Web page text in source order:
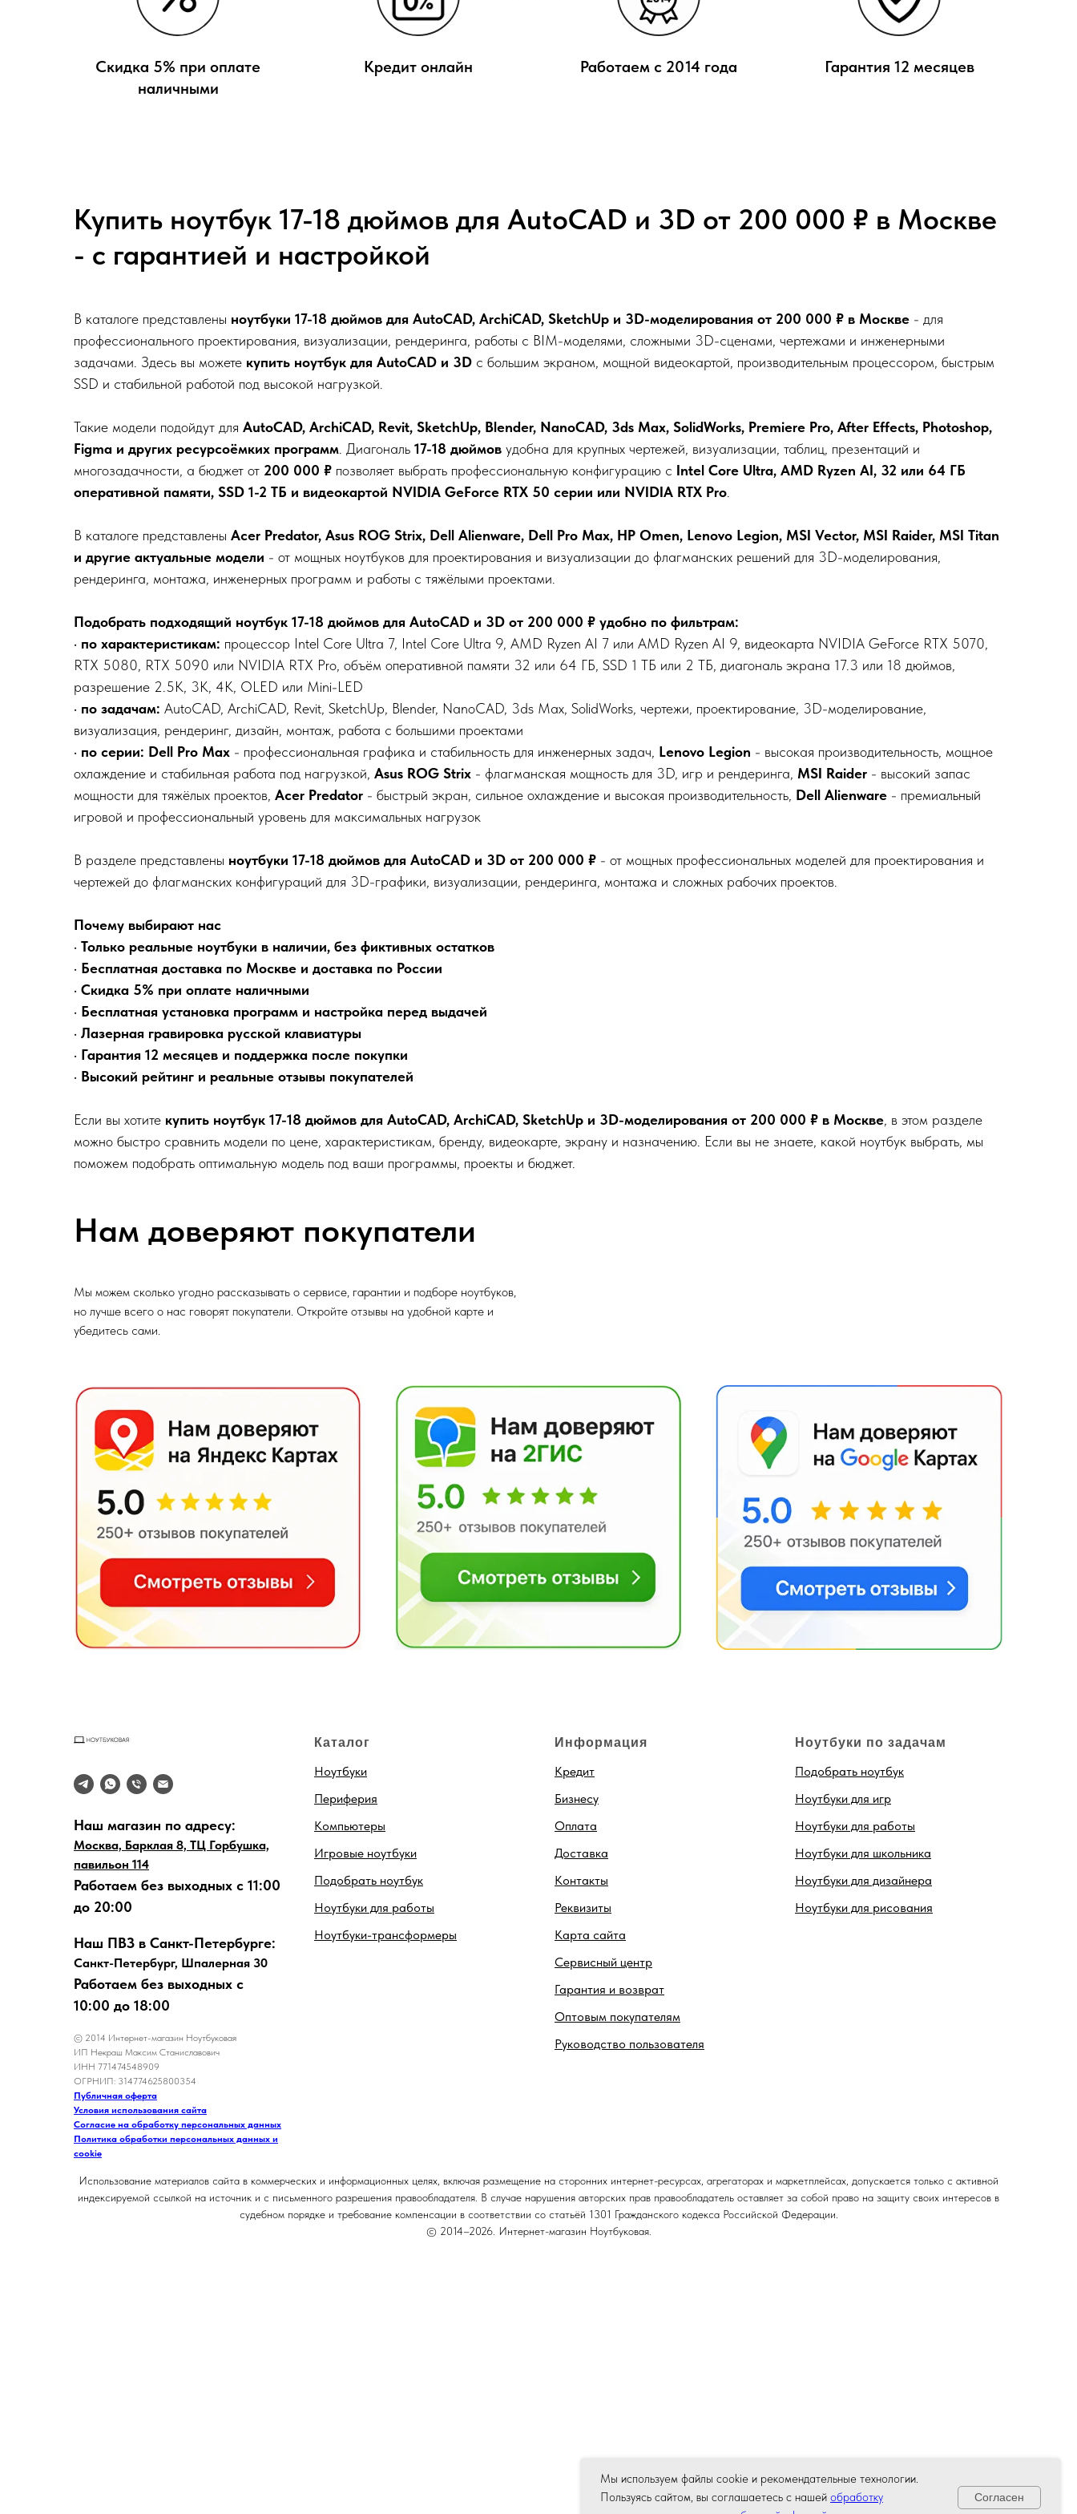
Скидка 5% при оплате
наличными
Кредит онлайн Работаем с 2014 года Гарантия 12 месяцев
Купить ноутбук 17-18 дюймов для AutoCAD и 3D от 200 000 ₽ в Москве
- с гарантией и настройкой
В каталоге представлены ноутбуки 17-18 дюймов для AutoCAD, ArchiCAD, SketchUp и 3D-моделирования от 200 000 ₽ в Москве - для
профессионального проектирования, визуализации, рендеринга, работы с BIM-моделями, сложными 3D-сценами, чертежами и инженерными
задачами. Здесь вы можете купить ноутбук для AutoCAD и 3D с большим экраном, мощной видеокартой, производительным процессором, быстрым
SSD и стабильной работой под высокой нагрузкой.
Такие модели подойдут для AutoCAD, ArchiCAD, Revit, SketchUp, Blender, NanoCAD, 3ds Max, SolidWorks, Premiere Pro, After Effects, Photoshop,
Figma и других ресурсоёмких программ . Диагональ 17-18 дюймов удобна для крупных чертежей, визуализации, таблиц, презентаций и
многозадачности, а бюджет от 200 000 ₽ позволяет выбрать профессиональную конфигурацию с Intel Core Ultra, AMD Ryzen AI, 32 или 64 ГБ
оперативной памяти, SSD 1-2 ТБ и видеокартой NVIDIA GeForce RTX 50 серии или NVIDIA RTX Pro
В каталоге представлены Acer Predator, Asus ROG Strix, Dell Alienware, Dell Pro Max, HP Omen, Lenovo Legion, MSI Vector, MSI Raider, MSI Titan
и другие актуальные модели - от мощных ноутбуков для проектирования и визуализации до флагманских решений для 3D-моделирования,
рендеринга, монтажа, инженерных программ и работы с тяжёлыми проектами.
Подобрать подходящий ноутбук 17-18 дюймов для AutoCAD и 3D от 200 000 ₽ удобно по фильтрам:
• по характеристикам: процессор Intel Core Ultra 7, Intel Core Ultra 9, AMD Ryzen AI 7 или AMD Ryzen AI 9, видеокарта NVIDIA GeForce RTX 5070,
RTX 5080, RTX 5090 или NVIDIA RTX Pro, объём оперативной памяти 32 или 64 ГБ, SSD 1 ТБ или 2 ТБ, диагональ экрана 17.3 или 18 дюймов,
разрешение 2.5K, 3K, 4K, OLED или Mini-LED
• по задачам: AutoCAD, ArchiCAD, Revit, SketchUp, Blender, NanoCAD, 3ds Max, SolidWorks, чертежи, проектирование, 3D-моделирование,
визуализация, рендеринг, дизайн, монтаж, работа с большими проектами
• по серии: Dell Pro Max - профессиональная графика и стабильность для инженерных задач, Lenovo Legion - высокая производительность, мощное
охлаждение и стабильная работа под нагрузкой, Asus ROG Strix - флагманская мощность для 3D, игр и рендеринга, MSI Raider - высокий запас
мощности для тяжёлых проектов, Acer Predator - быстрый экран, сильное охлаждение и высокая производительность, Dell Alienware - премиальный
игровой и профессиональный уровень для максимальных нагрузок
В разделе представлены ноутбуки 17-18 дюймов для AutoCAD и 3D от 200 000 ₽ - от мощных профессиональных моделей для проектирования и
чертежей до флагманских конфигураций для 3D-графики, визуализации, рендеринга, монтажа и сложных рабочих проектов.
Почему выбирают нас
• Только реальные ноутбуки в наличии, без фиктивных остатков
• Бесплатная доставка по Москве и доставка по России
• Скидка 5% при оплате наличными
• Бесплатная установка программ и настройка перед выдачей
• Лазерная гравировка русской клавиатуры
• Гарантия 12 месяцев и поддержка после покупки
• Высокий рейтинг и реальные отзывы покупателей
Если вы хотите купить ноутбук 17-18 дюймов для AutoCAD, ArchiCAD, SketchUp и 3D-моделирования от 200 000 ₽ в Москве, в этом разделе
можно быстро сравнить модели по цене, характеристикам, бренду, видеокарте, экрану и назначению. Если вы не знаете, какой ноутбук выбрать, мы
поможем подобрать оптимальную модель под ваши программы, проекты и бюджет.
Нам доверяют покупатели
Мы можем сколько угодно рассказывать о сервисе, гарантии и подборе ноутбуков,
но лучше всего о нас говорят покупатели. Откройте отзывы на удобной карте и
убедитесь сами.
Наш магазин по адресу:
Москва, Барклая 8, ТЦ Горбушка,
павильон 114
Работаем без выходных с 11:00
до 20:00
Наш ПВЗ в Санкт-Петербурге:
Санкт-Петербург, Шпалерная 30
Работаем без выходных с
10:00 до 18:00
© 2014 Интернет-магазин Ноутбуковая
ИП Некраш Максим Станиславович
ИНН 771474548909
ОГРНИП: 314774625800354
Публичная оферта
Условия использования сайта
Согласие на обработку персональных данных
Политика обработки персональных данных и
cookie
Каталог
Ноутбуки
Периферия
Компьютеры
Игровые ноутбуки
Подобрать ноутбук
Ноутбуки для работы
Ноутбуки-трансформеры
Информация
Кредит
Бизнесу
Оплата
Доставка
Контакты
Реквизиты
Карта сайта
Сервисный центр
Гарантия и возврат
Оптовым покупателям
Руководство пользователя
Ноутбуки по задачам
Подобрать ноутбук
Ноутбуки для игр
Ноутбуки для работы
Ноутбуки для школьника
Ноутбуки для дизайнера
Ноутбуки для рисования
Использование материалов сайта в коммерческих и информационных целях, включая размещение на сторонних интернет-ресурсах, агрегаторах и маркетплейсах, допускается только с активной
индексируемой ссылкой на источник и с письменного разрешения правообладателя. В случае нарушения авторских прав правообладатель оставляет за собой право на защиту своих интересов в
судебном порядке и требование компенсации в соответствии со статьёй 1301 Гражданского кодекса Российской Федерации.
© 2014–2026. Интернет-магазин Ноутбуковая.
Мы используем файлы cookie и рекомендательные технологии.
Пользуясь сайтом, вы соглашаетесь с нашей обработку
Согласен